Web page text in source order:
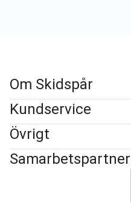
Om Skidspår
Kundservice
Övrigt